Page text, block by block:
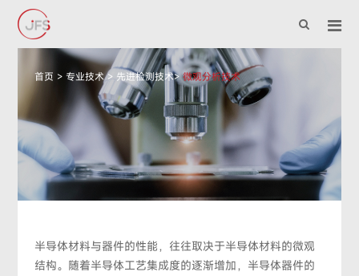
首页 > 专业技术> 先进检测技术>微观分析技术
半导体材料与器件的性能，往往取决于半导体材料的微观
结构。随着半导体工艺集成度的逐渐增加，半导体器件的